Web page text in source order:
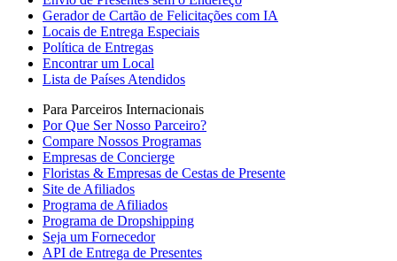
Gerador de Cartão de Felicitações com IA
Locais de Entrega Especiais
Política de Entregas
Encontrar um Local
Lista de Países Atendidos
Para Parceiros Internacionais
Por Que Ser Nosso Parceiro?
Compare Nossos Programas
Empresas de Concierge
Floristas & Empresas de Cestas de Presente
Site de Afiliados
Programa de Afiliados
Programa de Dropshipping
Seja um Fornecedor
API de Entrega de Presentes